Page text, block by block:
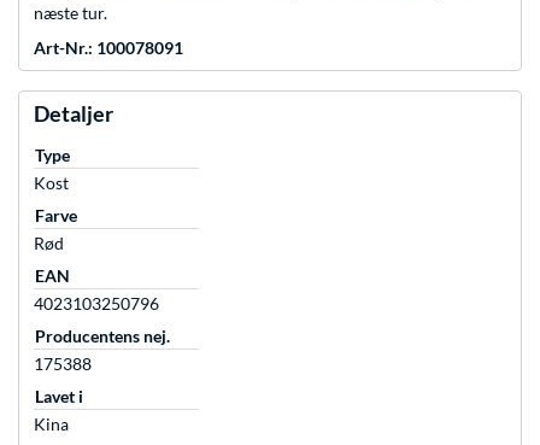
næste tur.
Art-Nr.: 100078091
Detaljer
Type
Kost
Farve
Rød
EAN
4023103250796
Producentens nej.
175388
Lavet i
Kina